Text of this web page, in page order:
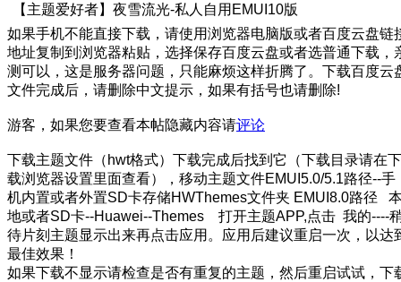
【主题爱好者】夜雪流光-私人自用EMUI10版
如果手机不能直接下载，请使用浏览器电脑版或者百度云盘链
地址复制到浏览器粘贴，选择保存百度云盘或者选普通下载，
测可以，这是服务器问题，只能麻烦这样折腾了。下载百度云
文件完成后，请删除中文提示，如果有括号也请删除!
游客，如果您要查看本帖隐藏内容请评论
下载主题文件（hwt格式）下载完成后找到它（下载目录请在下
载浏览器设置里面查看），移动主题文件EMUI5.0/5.1路径--手
机内置或者外置SD卡存储HWThemes文件夹 EMUI8.0路径
地或者SD卡--Huawei--Themes 打开主题APP,点击 我的----
待片刻主题显示出来再点击应用。应用后建议重启一次，以达
最佳效果！
如果下载不显示请检查是否有重复的主题，然后重启试试，下